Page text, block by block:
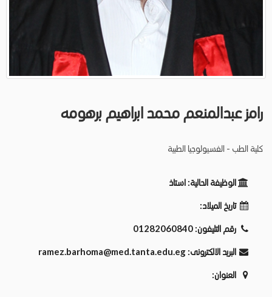
رامز عبدالمنعم محمد ابراهيم برهومه
كلية الطب - الفسيولوجيا الطبية
الوظيفة الحالية: استاذ
تاريخ الميلاد:
رقم التليفون: 01282060840
البريد الالكترونى: ramez.barhoma@med.tanta.edu.eg
العنوان: